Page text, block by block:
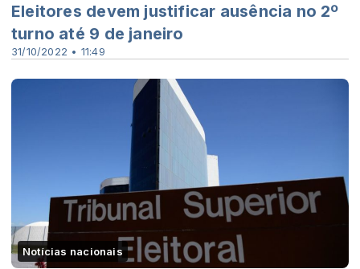
31/10/2022 • 11:49
Eleitores devem justificar ausência no 2º
turno até 9 de janeiro
Notícias nacionais